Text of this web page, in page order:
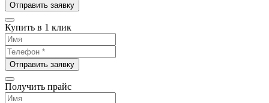
Отправить заявку
Купить в 1 клик
Отправить заявку
Получить прайс